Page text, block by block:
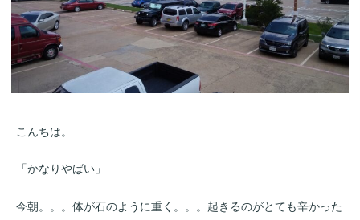
こんちは。
「かなりやばい」
今朝。。。体が石のように重く。。。起きるのがとても辛かった